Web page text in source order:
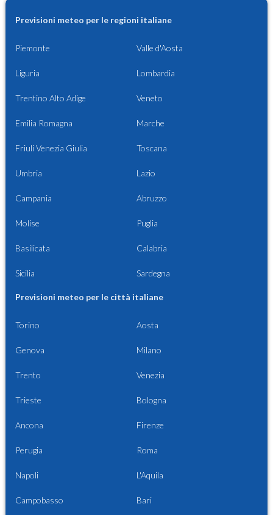
Previsioni meteo per le regioni italiane
Piemonte Valle d'Aosta
Liguria Lombardia
Trentino Alto Adige Veneto
Emilia Romagna Marche
Friuli Venezia Giulia Toscana
Umbria Lazio
Campania Abruzzo
Molise Puglia
Basilicata Calabria
Sicilia Sardegna
Previsioni meteo per le città italiane
Torino Aosta
Genova Milano
Trento Venezia
Trieste Bologna
Ancona Firenze
Perugia Roma
Napoli L'Aquila
Campobasso Bari